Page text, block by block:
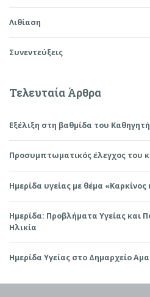
Λιθίαση
Συνεντεύξεις
Τελευταία Άρθρα
Εξέλιξη στη βαθμίδα του
Προσυμπτωματικός έλεγχος του
Ημερίδα υγείας με θέμα
Ημερίδα: Προβλήματα Υγείας και
Ηλικία
Ημερίδα Υγείας στο Δημαρχείο